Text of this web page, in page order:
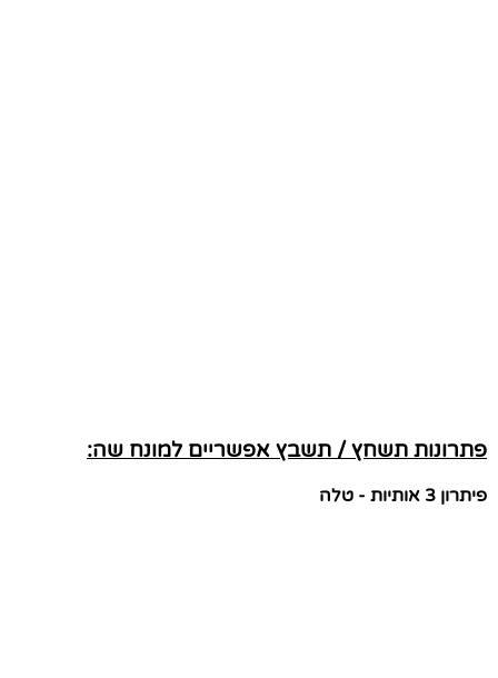
פתרונות תשחץ / תשבץ אפשריים למונח שה:
פיתרון 3 אותיות - טלה